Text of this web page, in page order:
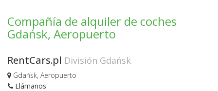
Compañía de alquiler de coches
Gdańsk, Aeropuerto
RentCars.pl División Gdańsk
Gdańsk, Aeropuerto
Llámanos